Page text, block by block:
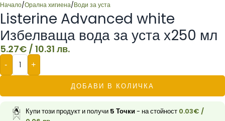
Начало/Орална хигиена/Води за уста
Listerine Advanced white
Избелваща вода за уста х250 мл
5.27€ / 10.31 лв.
- +
ДОБАВИ В КОЛИЧКА
Купи този продукт и получи 5 Точки- на стойност 0.03€ /